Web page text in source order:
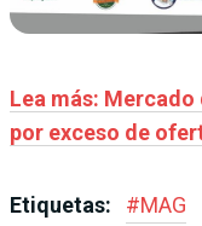
Lea más:
por exceso de
Etiquetas: #MAG